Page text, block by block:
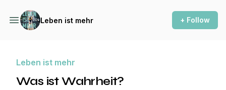
Leben ist mehr + Follow
Leben ist mehr
Was ist Wahrheit?